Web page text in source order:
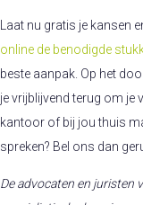
Laat nu gratis je kansen
online de benodigde
beste aanpak. Op het
je vrijblijvend terug om je
kantoor of bij jou thuis
spreken? Bel ons dan
De advocaten en juristen